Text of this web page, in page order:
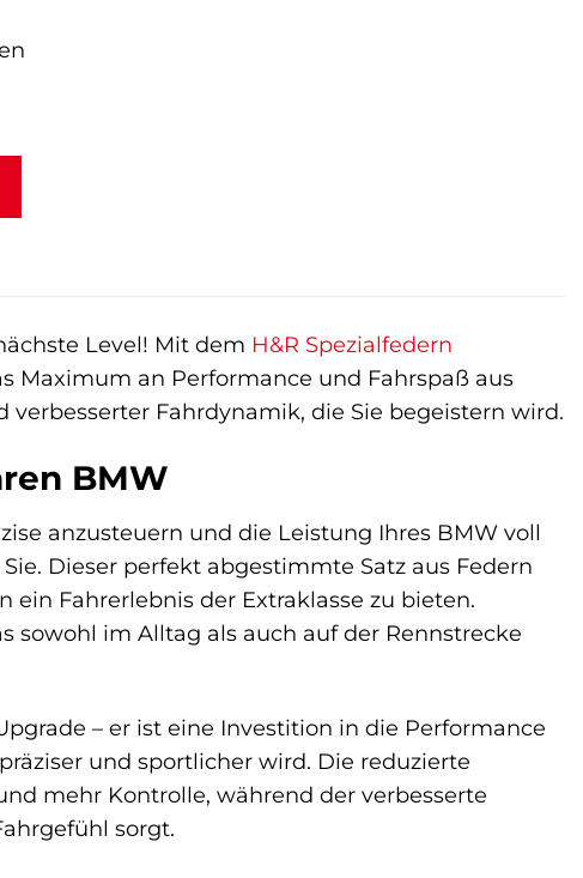
Level! Mit dem H&R Spezialfedern
Maximum an Performance und Fahrspaß aus
Fahrdynamik, die Sie begeistern wird.
BMW
anzusteuern und die Leistung Ihres BMW voll
Dieser perfekt abgestimmte Satz aus Federn
Fahrerlebnis der Extraklasse zu bieten.
sowohl im Alltag als auch auf der Rennstrecke
– er ist eine Investition in die Performance
und sportlicher wird. Die reduzierte
mehr Kontrolle, während der verbesserte
sorgt.